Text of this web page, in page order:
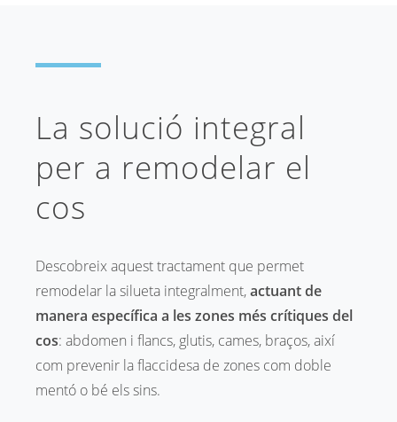
La solució integral
per a remodelar el
cos
Descobreix aquest tractament que permet
remodelar la silueta integralment,actuant de
manera específica a les zones més crítiques del
cos: abdomen i flancs, glutis, cames, braços, així
com prevenir la flaccidesa de zones com doble
mentó o bé els sins.